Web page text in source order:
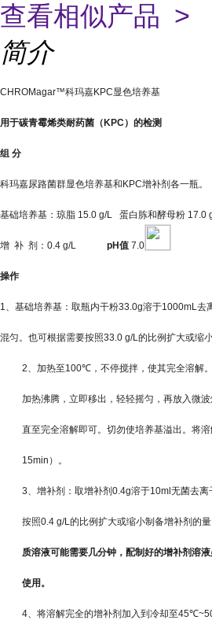
查看相似产品 >
简介
CHROMagar™科玛嘉KPC显色培养基
用于碳青霉烯类耐药菌（ KPC）的检测
组 分
科玛嘉尿路菌群显色培养基和 KPC增补剂各一瓶。
基础培养基：琼脂 15.0 g/L 蛋白胨和酵母粉 17.0
增 补 剂： 0.4 g/L pH值 7.0
操作
1、基础培养基：取瓶内干粉33.0g溶于1000mL去
混匀。也可根据需要按照33.0 g/L的比例扩大或缩
2、加热至100℃ ，不停搅拌，使其完全溶解
加热沸腾，立即移出，轻轻摇匀，再放入微
直至完全溶解即可。切勿使培养基溢出。将
15min ）。
3、增补剂：取增补剂 0.4g溶于10ml 无菌去离
按照0.4 g/L的比例扩大或缩小制备增补剂的量
质溶液可能需要几分钟，配制好的增补剂溶
使用。
4、将溶解完全的增补剂加入到冷却至